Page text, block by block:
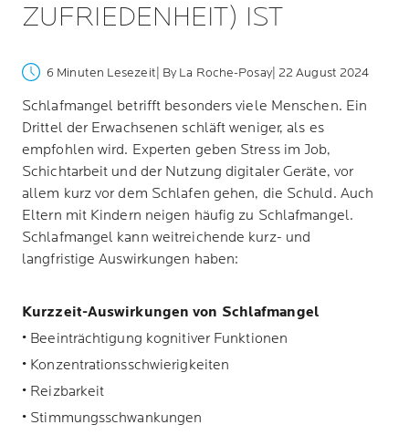
ZUFRIEDENHEIT) IST
6 Minuten Lesezeit | By La Roche-Posay| 22 August 2024
Schlafmangel betrifft besonders viele Menschen. Ein
Drittel der Erwachsenen schläft weniger, als es
empfohlen wird. Experten geben Stress im Job,
Schichtarbeit und der Nutzung digitaler Geräte, vor
allem kurz vor dem Schlafen gehen, die Schuld. Auch
Eltern mit Kindern neigen häufig zu Schlafmangel.
Schlafmangel kann weitreichende kurz- und
langfristige Auswirkungen haben:
Kurzzeit-Auswirkungen von Schlafmangel
• Beeinträchtigung kognitiver Funktionen
• Konzentrationsschwierigkeiten
• Reizbarkeit
• Stimmungsschwankungen